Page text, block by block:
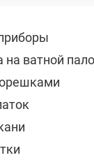
на ватной